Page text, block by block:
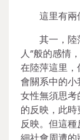
這里有兩
其一，陸
人”般的感情
在陸萍這里
會關系中的
女性無須思
的反映，此
反映。但這